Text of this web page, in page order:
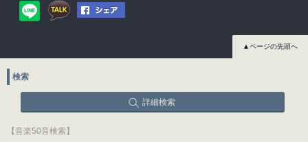
▲ページの先頭へ
検索
詳細検索
【音楽50音検索】